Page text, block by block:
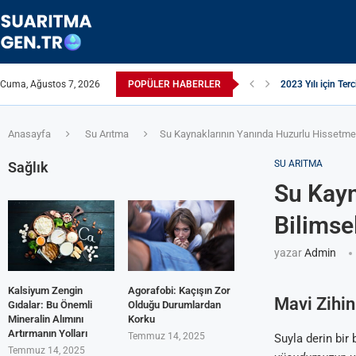
Cuma, Ağustos 7, 2026 POPÜLER HABERLER 2023 Yılı için
Anasayfa Su Arıtma Su Kaynaklarının Yanında Huzurlu
SU ARITMA
Su
yazarAdmin
Mavi
Suyla derin bir
Sağlık
Kalsiyum Zengin
Gıdalar: Bu Önemli
Mineralin Alımını
Artırmanın Yolları
Temmuz 14, 2025
Agorafobi: Kaçışın Zor
Olduğu Durumlardan
Korku
Temmuz 14, 2025